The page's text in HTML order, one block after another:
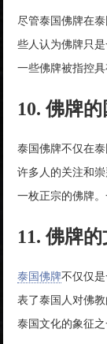
尽管泰国佛牌在
些人认为佛牌只
一些佛牌被指控
10. 佛牌
泰国佛牌不仅在
许多人的关注和
一枚正宗的佛牌
11. 佛牌
泰国佛牌不仅仅
表了泰国人对佛
泰国文化的象征